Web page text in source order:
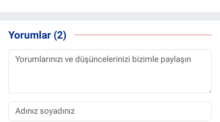
Yorumlar (2)